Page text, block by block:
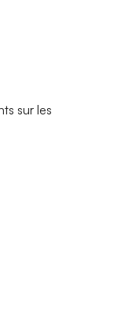
sur les